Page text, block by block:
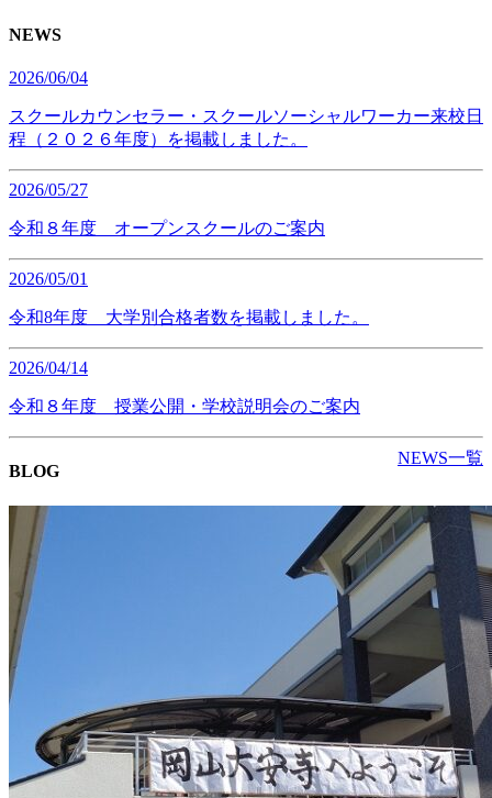
NEWS
2026/06/04
スクールカウンセラー・スクールソーシャルワーカー来校日
程（２０２６年度）を掲載しました。
2026/05/27
令和８年度 オープンスクールのご案内
2026/05/01
令和8年度 大学別合格者数を掲載しました。
2026/04/14
令和８年度 授業公開・学校説明会のご案内
NEWS一覧
BLOG